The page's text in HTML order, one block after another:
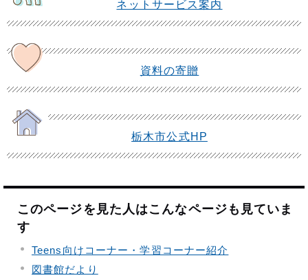
ネットサービス案内
資料の寄贈
栃木市公式HP
このページを見た人はこんなページも見ていま
す
Teens向けコーナー・学習コーナー紹介
図書館だより